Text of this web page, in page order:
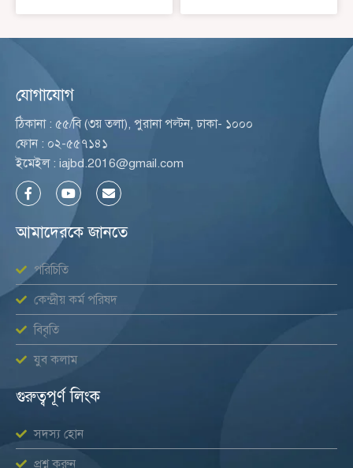
যোগাযোগ
ঠিকানা : ৫৫/বি (৩য় তলা), পুরানা পল্টন, ঢাকা- ১০০০
ফোন : ০২-৫৫৭১৪১
ইমেইল : iajbd.2016@gmail.com
F
a
e
b
k
-
Y
o
t
u
e
E
n
e
l
আমাদেরকে জানতে
পরিচিতি
কেন্দ্রীয় কর্ম পরিষদ
বিবৃতি
যুব কলাম
গুরুত্বপূর্ণ লিংক
সদস্য হোন
প্রশ্ন করুন